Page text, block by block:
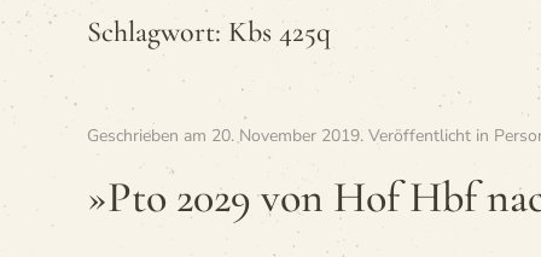
Schlagwort: Kbs 425q
Geschrieben am 20. November 2019. Veröffentlicht in
»Pto 2029 von Hof Hbf